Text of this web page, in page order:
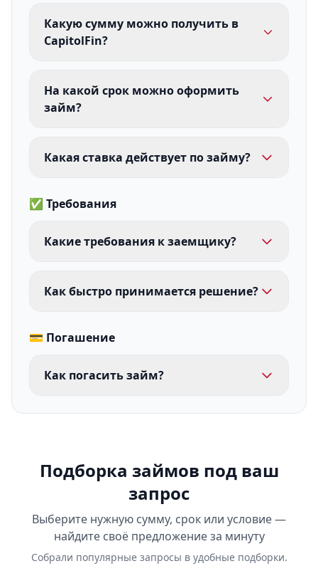
Какую сумму можно получить в
CapitolFin?
На какой срок можно оформить
займ?
Какая ставка действует по займу?
✅ Требования
Какие требования к заемщику?
Как быстро принимается решение?
💳 Погашение
Как погасить займ?
Подборка займов под ваш
запрос
Выберите нужную сумму, срок или условие —
найдите своё предложение за минуту
Собрали популярные запросы в удобные подборки.